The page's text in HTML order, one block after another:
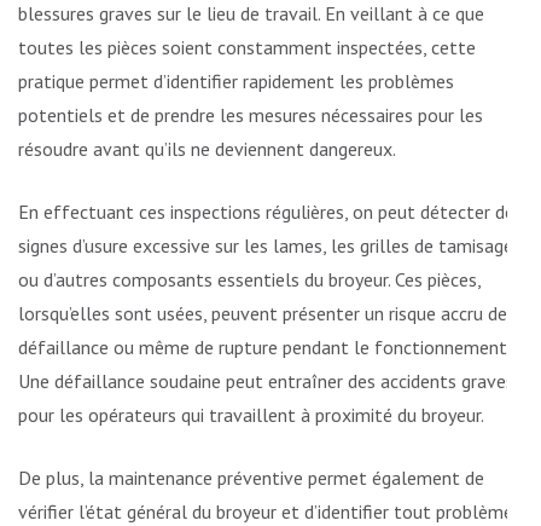
blessures graves sur le lieu de travail. En veillant à ce que
toutes les pièces soient constamment inspectées, cette
pratique permet d’identifier rapidement les problèmes
potentiels et de prendre les mesures nécessaires pour les
résoudre avant qu’ils ne deviennent dangereux.
En effectuant ces inspections régulières, on peut détecter des
signes d’usure excessive sur les lames, les grilles de tamisage
ou d’autres composants essentiels du broyeur. Ces pièces,
lorsqu’elles sont usées, peuvent présenter un risque accru de
défaillance ou même de rupture pendant le fonctionnement.
Une défaillance soudaine peut entraîner des accidents graves
pour les opérateurs qui travaillent à proximité du broyeur.
De plus, la maintenance préventive permet également de
vérifier l’état général du broyeur et d’identifier tout problème